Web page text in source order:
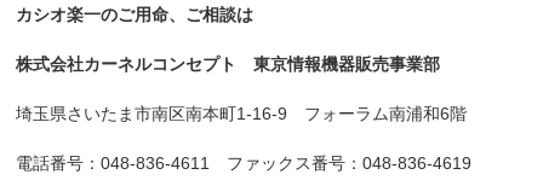
カシオ楽一のご用命、ご相談は
株式会社カーネルコンセプト 東京情報機器販売事業部
埼玉県さいたま市南区南本町1-16-9 フォーラム南浦和6階
電話番号：048-836-4611 ファックス番号：048-836-4619